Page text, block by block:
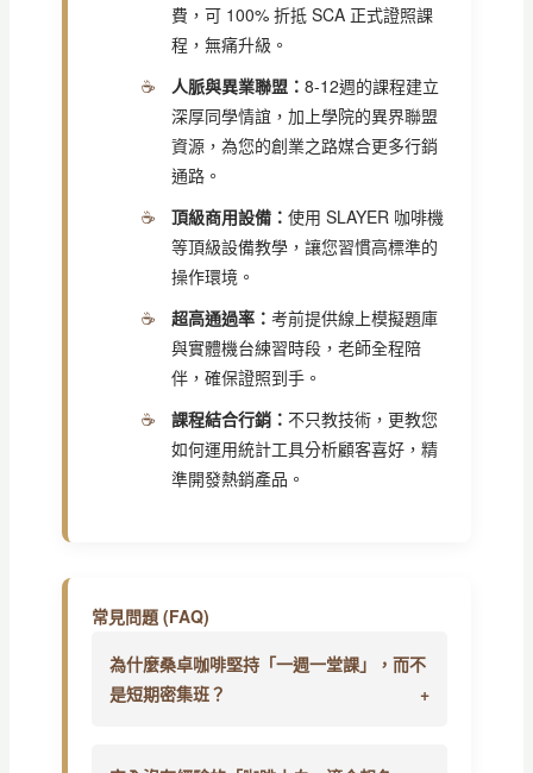
費，可 100% 折抵 SCA 正式證照課
程，無痛升級。
人脈與異業聯盟： 8-12週的課程建立
深厚同學情誼，加上學院的異界聯盟
資源，為您的創業之路媒合更多行銷
通路。
頂級商用設備： 使用 SLAYER 咖啡機
等頂級設備教學，讓您習慣高標準的
操作環境。
超高通過率： 考前提供線上模擬題庫
與實體機台練習時段，老師全程陪
伴，確保證照到手。
課程結合行銷： 不只教技術，更教您
如何運用統計工具分析顧客喜好，精
準開發熱銷產品。
常見問題 (FAQ)
為什麼桑卓咖啡堅持「一週一堂課」，而不
是短期密集班？